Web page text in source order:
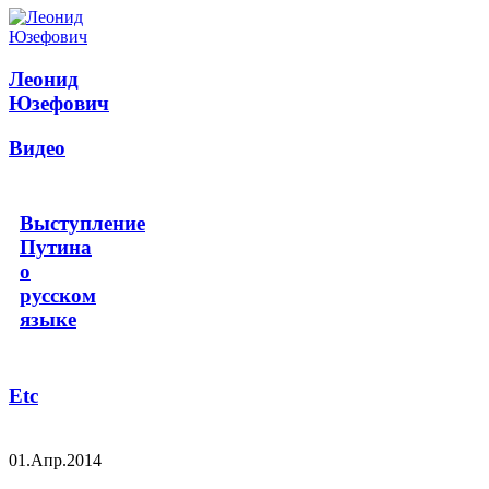
Леонид
Юзефович
Видео
Выступление
Путина
о
русском
языке
Etc
01.Апр.2014